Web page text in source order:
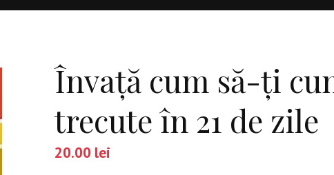
Învaţă cum să-ţi
trecute în 21 de zile
20.00 lei